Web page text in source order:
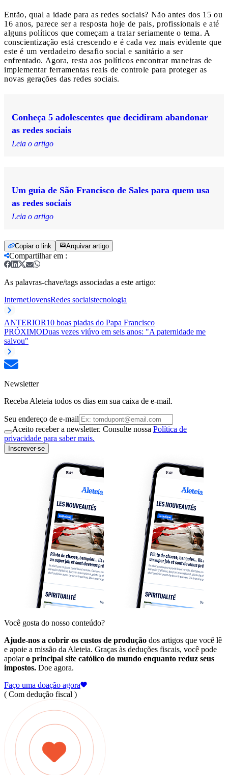
Então, qual a idade para as redes sociais? Não antes dos 15 ou
16 anos, parece ser a resposta hoje de pais, profissionais e até
alguns políticos que começam a tratar seriamente o tema. A
conscientização está crescendo e é cada vez mais evidente que
este é um verdadeiro desafio social e sanitário a ser
enfrentado. Agora, resta aos políticos encontrar maneiras de
implementar ferramentas reais de controle para proteger as
novas gerações das redes sociais.
Conheça 5 adolescentes que decidiram abandonar
as redes sociais
Leia o artigo
Um guia de São Francisco de Sales para quem usa
as redes sociais
Leia o artigo
Copiar o link Arquivar artigo
Compartilhar em :
As palavras-chave/tags associadas a este artigo:
InternetJovensRedes sociaistecnologia
ANTERIOR10 boas piadas do Papa Francisco
PRÓXIMODuas vezes viúvo em seis anos: "A paternidade me
salvou"
Newsletter
Receba Aleteia todos os dias em sua caixa de e-mail.
Seu endereço de e-mail
Aceito receber a newsletter. Consulte nossa Política de
privacidade para saber mais.
Inscrever-se
Você gosta do nosso conteúdo?
Ajude-nos a cobrir os custos de produção dos artigos que você lê
e apoie a missão da Aleteia. Graças às deduções fiscais, você pode
apoiaro principal site católico do mundo enquanto reduz seus
impostos. Doe agora.
Faço uma doação agora
( Com dedução fiscal )